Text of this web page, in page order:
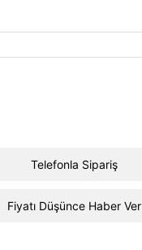
Telefonla Sipariş
Fiyatı Düşünce Haber Ver